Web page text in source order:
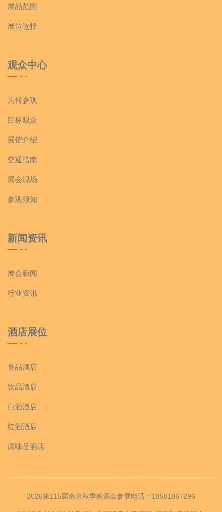
展品范围
展位选择
观众中心
为何参观
目标观众
展馆介绍
交通指南
展会现场
参观须知
新闻资讯
展会新闻
行业资讯
酒店展位
食品酒店
饮品酒店
白酒酒店
红酒酒店
调味品酒店
2026第115届南京秋季糖酒会参展电话：18581867296